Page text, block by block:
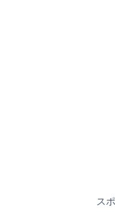
ス